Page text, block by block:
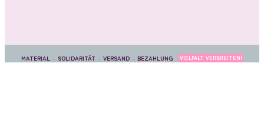
MATERIAL – SOLIDARITÄT – VERSAND – BEZAHLUNG VIELFALT VERBREITEN!